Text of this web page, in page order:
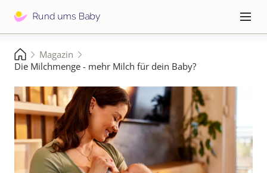
zum
≡
Pfadnavigation
StartseiteMagazin
Die Milchmenge - mehr Milch für dein Baby?